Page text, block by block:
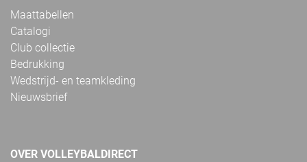
Maattabellen
Catalogi
Club collectie
Bedrukking
Wedstrijd- en teamkleding
Nieuwsbrief
OVER VOLLEYBALDIRECT